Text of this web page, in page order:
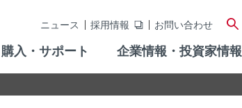
ニュース 採用情報 お問い合わせ
購入・サポート 企業情報・投資家情報